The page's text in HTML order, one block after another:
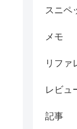
スニペ
メモ
リファ
レビュ
記事